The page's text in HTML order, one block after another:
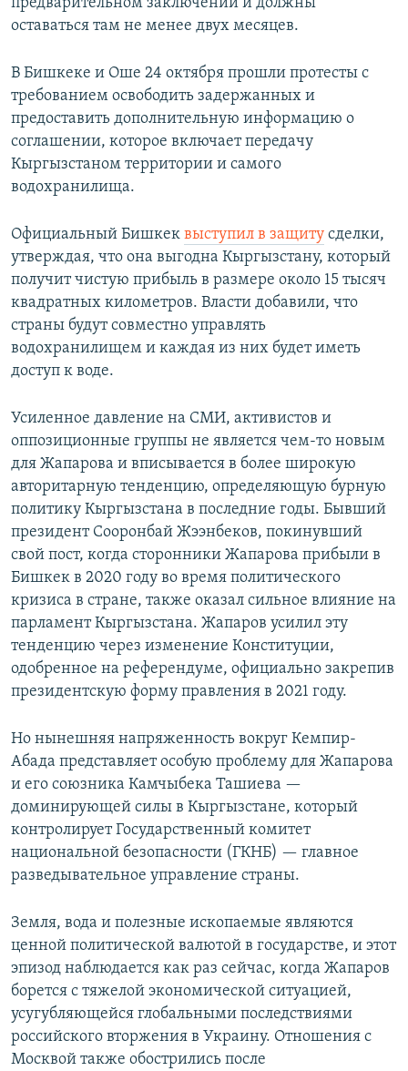
предварительном заключении и должны
оставаться там не менее двух месяцев.
В Бишкеке и Оше 24 октября прошли протесты с
требованием освободить задержанных и
предоставить дополнительную информацию о
соглашении, которое включает передачу
Кыргызстаном территории и самого
водохранилища.
Официальный Бишкек выступил в защиту сделки,
утверждая, что она выгодна Кыргызстану, который
получит чистую прибыль в размере около 15 тысяч
квадратных километров. Власти добавили, что
страны будут совместно управлять
водохранилищем и каждая из них будет иметь
доступ к воде.
Усиленное давление на СМИ, активистов и
оппозиционные группы не является чем-то новым
для Жапарова и вписывается в более широкую
авторитарную тенденцию, определяющую бурную
политику Кыргызстана в последние годы. Бывший
президент Сооронбай Жээнбеков, покинувший
свой пост, когда сторонники Жапарова прибыли в
Бишкек в 2020 году во время политического
кризиса в стране, также оказал сильное влияние на
парламент Кыргызстана. Жапаров усилил эту
тенденцию через изменение Конституции,
одобренное на референдуме, официально закрепив
президентскую форму правления в 2021 году.
Но нынешняя напряженность вокруг Кемпир-
Абада представляет особую проблему для Жапарова
и его союзника Камчыбека Ташиева —
доминирующей силы в Кыргызстане, который
контролирует Государственный комитет
национальной безопасности (ГКНБ) — главное
разведывательное управление страны.
Земля, вода и полезные ископаемые являются
ценной политической валютой в государстве, и этот
эпизод наблюдается как раз сейчас, когда Жапаров
борется с тяжелой экономической ситуацией,
усугубляющейся глобальными последствиями
российского вторжения в Украину. Отношения с
Москвой также обострились после